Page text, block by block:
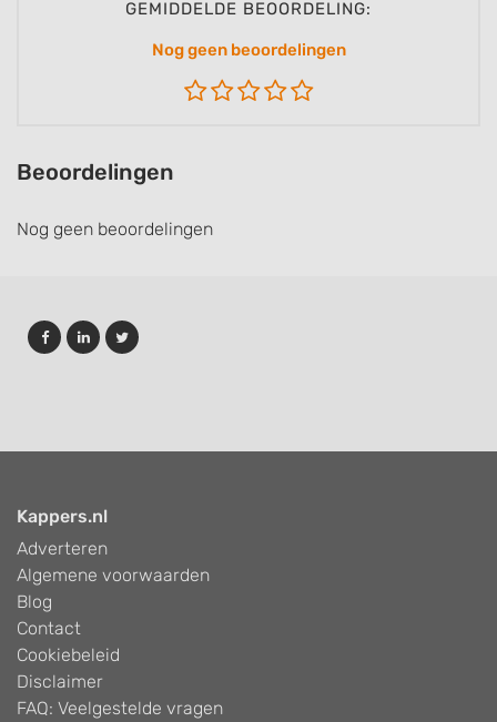
GEMIDDELDE BEOORDELING:
Nog geen beoordelingen
Beoordelingen
Nog geen beoordelingen
Kappers.nl
Adverteren
Algemene voorwaarden
Blog
Contact
Cookiebeleid
Disclaimer
FAQ: Veelgestelde vragen